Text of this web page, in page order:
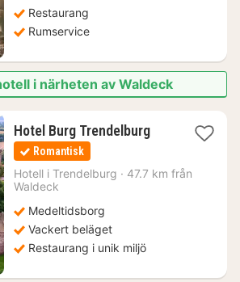
Restaurang
Rumservice
i närheten av Waldeck
Hotel Burg Trendelburg1
1968
Romantisk
Hotell i Trendelburg · 47.7 km från
Waldeck
Medeltidsborg
Vackert beläget
Restaurang i unik miljö